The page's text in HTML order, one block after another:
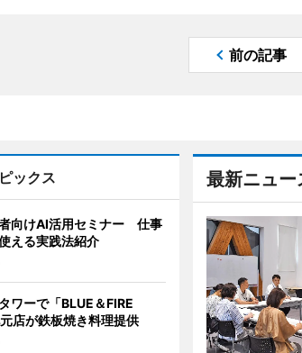
前の記事
最新ニュー
ックス
向けAI活用セミナー 仕事
える実践法紹介
ワーで「BLUE＆FIRE
が鉄板焼き料理提供